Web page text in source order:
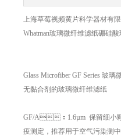
上海草莓视频黄片科学器材有
Whatman玻璃微纤维滤纸硼硅酸玻璃
Glass Microfiber GF Series 玻璃
无黏合剂的玻璃微纤维滤纸
GF/A：1.6µm 保留细小颗粒
疫测定，推荐用于空气污染测中